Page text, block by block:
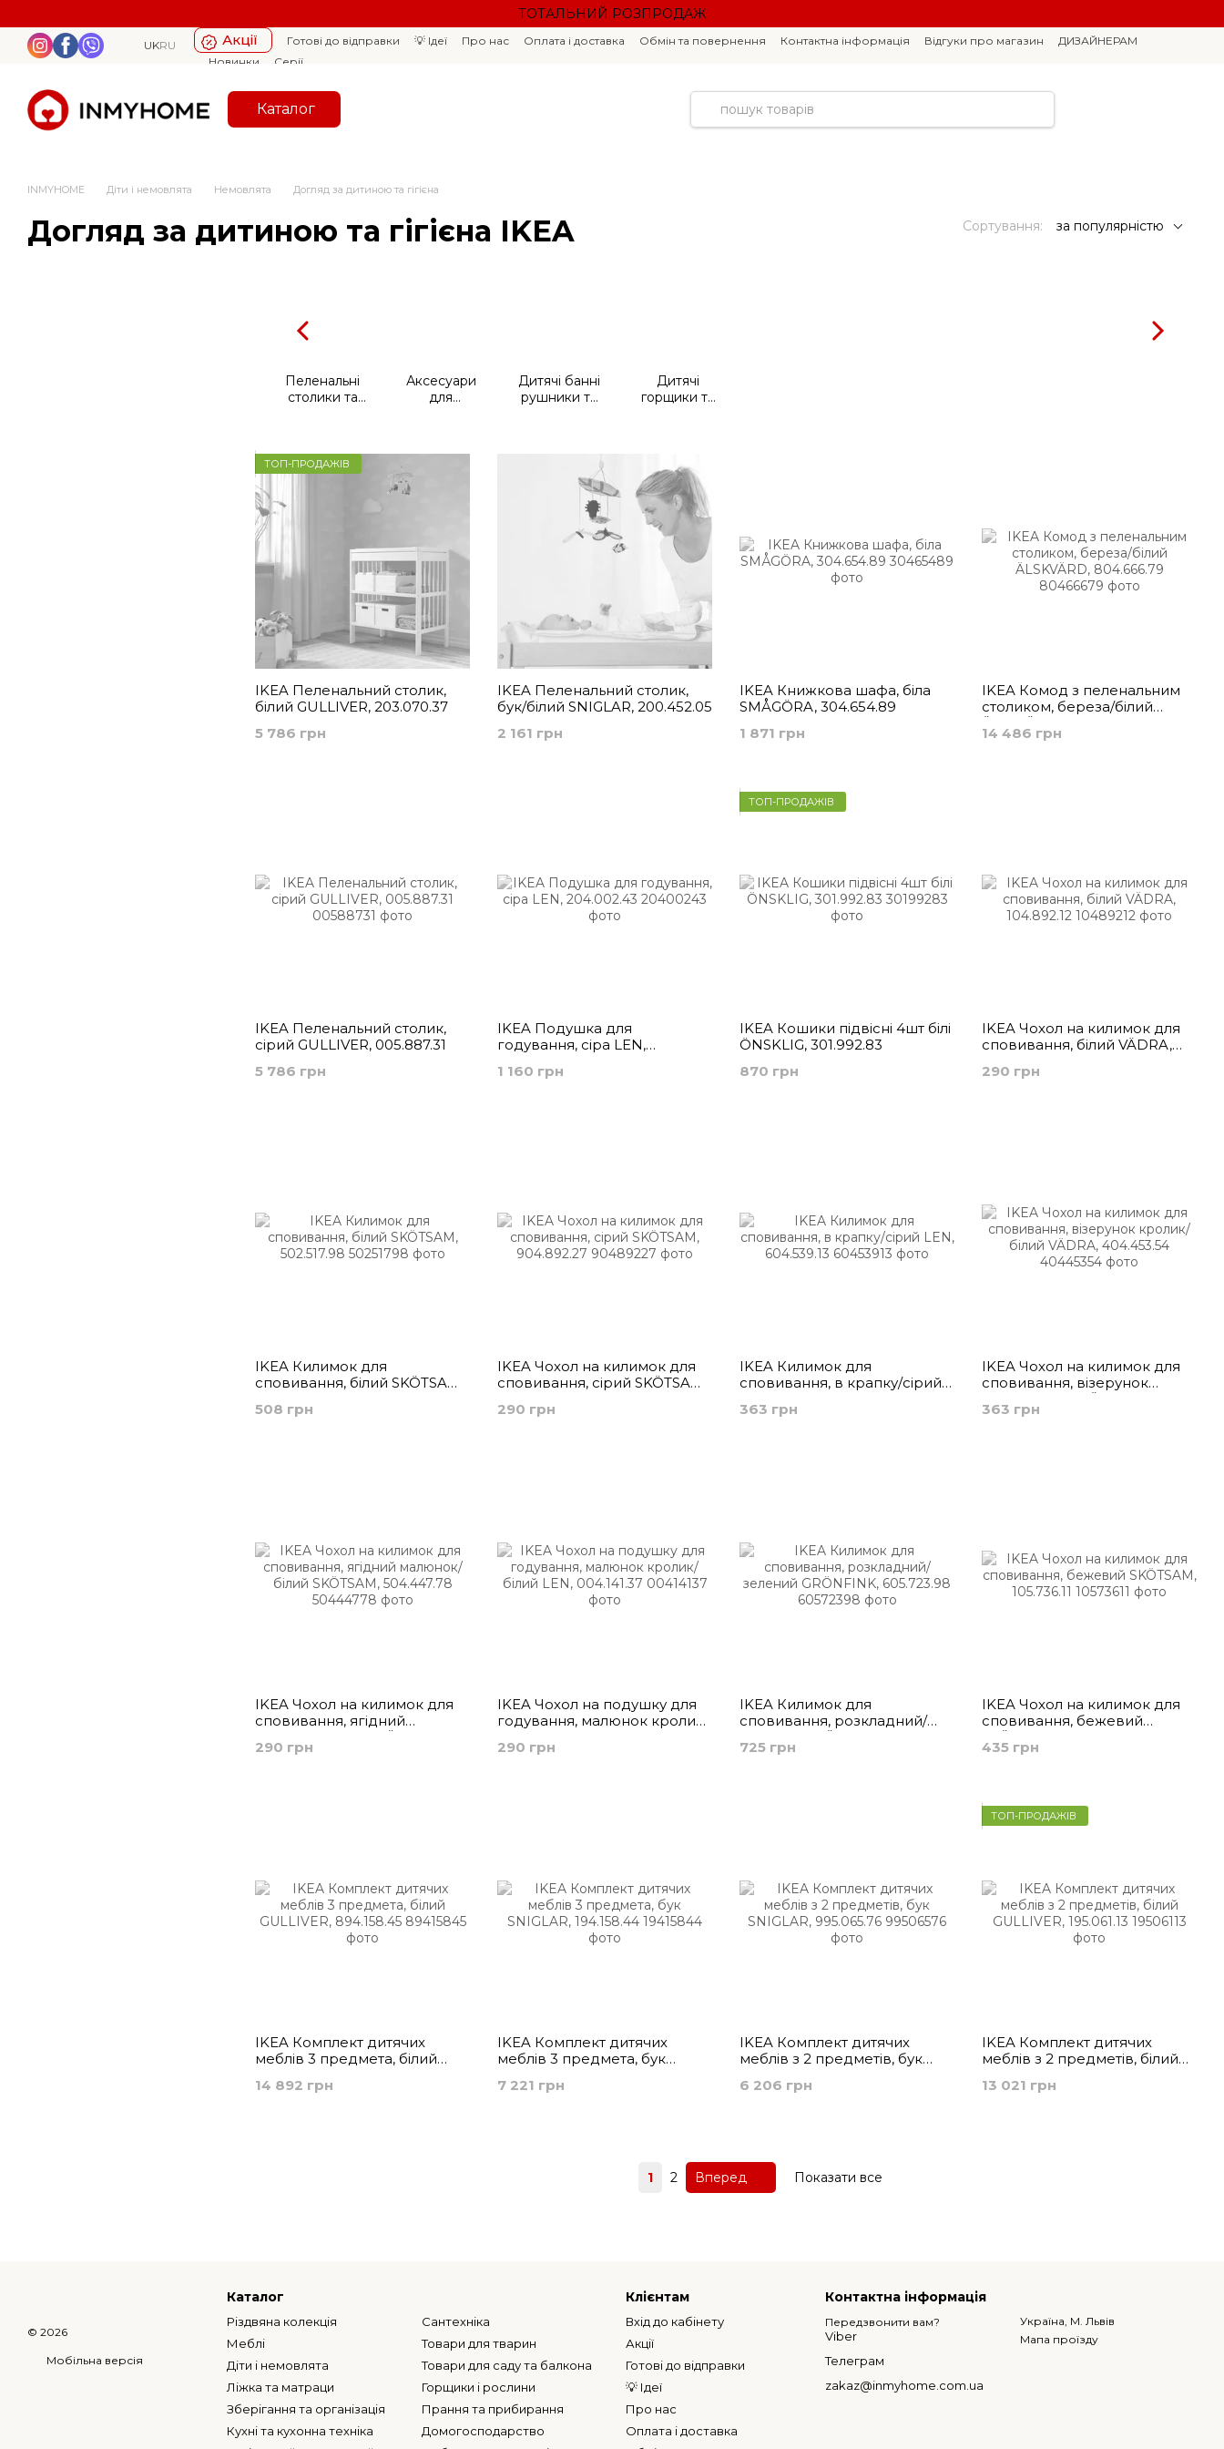
ТОТАЛЬНИЙ РОЗПРОДАЖ
UKRU Акції Готові до відправки 💡 Ідеї Про нас Оплата і доставка Обмін та повернення Контактна інформація Відгуки про магазин
ДИЗАЙНЕРАМ
Новинки
Серії
Каталог
INMYHOME Діти і немовлята Немовлята Догляд за дитиною та гігієна
Догляд за дитиною та гігієна IKEA Сортування: за популярністю
Пеленальні
столики та
Аксесуари
для
Дитячі банні
рушники та
Дитячі
горщики та
ТОП-ПРОДАЖІВ
IKEA Пеленальний столик,
білий GULLIVER, 203.070.37
5 786 грн
IKEA Пеленальний столик,
бук/білий SNIGLAR, 200.452.05
2 161 грн
IKEA Книжкова шафа, біла
SMÅGÖRA, 304.654.89
1 871 грн
IKEA Комод з пеленальним
столиком, береза/білий
ÄLSKVÄRD, 804.666.79
14 486 грн
IKEA Пеленальний столик,
сірий GULLIVER, 005.887.31
5 786 грн
IKEA Подушка для
годування, сіра LEN,
1 160 грн
ТОП-ПРОДАЖІВ
IKEA Кошики підвісні 4шт білі
ÖNSKLIG, 301.992.83
870 грн
IKEA Чохол на килимок для
сповивання, білий VÄDRA,
290 грн
IKEA Килимок для
сповивання, білий SKÖTSAM,
508 грн
IKEA Чохол на килимок для
сповивання, сірий SKÖTSAM,
290 грн
IKEA Килимок для
сповивання, в крапку/сірий
363 грн
IKEA Чохол на килимок для
сповивання, візерунок
кролик/білий VÄDRA,
404.453.54
363 грн
IKEA Чохол на килимок для
сповивання, ягідний
малюнок/білий SKÖTSAM,
504.447.78
290 грн
IKEA Чохол на подушку для
годування, малюнок кролик/
290 грн
IKEA Килимок для
сповивання, розкладний/
зелений GRÖNFINK,
605.723.98
725 грн
IKEA Чохол на килимок для
сповивання, бежевий
SKÖTSAM, 105.736.11
435 грн
IKEA Комплект дитячих
меблів 3 предмета, білий
14 892 грн
IKEA Комплект дитячих
меблів 3 предмета, бук
7 221 грн
IKEA Комплект дитячих
меблів з 2 предметів, бук
6 206 грн
ТОП-ПРОДАЖІВ
IKEA Комплект дитячих
меблів з 2 предметів, білий
13 021 грн
1 2 Вперед Показати все
© 2026
Мобільна версія
Каталог
Різдвяна колекція
Меблі
Діти і немовлята
Ліжка та матраци
Зберігання та організація
Кухні та кухонна техніка
Сантехніка
Товари для тварин
Товари для саду та балкона
Горщики і рослини
Прання та прибирання
Домогосподарство
Клієнтам
Вхід до кабінету
Акції
Готові до відправки
💡 Ідеї
Про нас
Оплата і доставка
Контактна інформація
Передзвонити вам?
Viber
Телеграм
zakaz@inmyhome.com.ua
Україна, М. Львів
Мапа проїзду